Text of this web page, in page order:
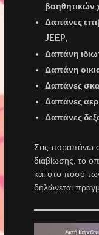
Δαπάνες
JEEP,
Δαπάνη
Δαπάνη
Δαπάνες
Δαπάνες
Δαπάνες
Στις παραπάνω
διαβίωσης, το
και στο ποσό
δηλώνεται